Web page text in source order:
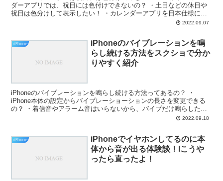
ダーアプリでは、祝日には色付けできないの？ ・土日などの休日や
祝日は色分けして表示したい！ ・カレンダーアプリを日本仕様に変
2022.09.07
iPhone
iPhoneのバイブレーションを鳴
らし続ける方法をスクショで分か
りやすく紹介
iPhoneのバイブレーションを鳴らし続ける方法ってあるの？ ・
iPhone本体の設定からバイブレーショーションの長さを変更できる
の？ ・着信音やアラーム音はいらないから、バイブだけ鳴らした
2022.09.18
iPhone
iPhoneでイヤホンしてるのに本
体から音が出る体験談！lこうや
ったら直ったよ！